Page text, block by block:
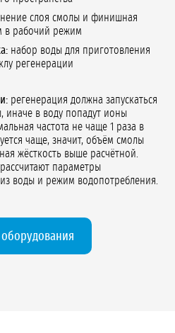
слоя смолы и финишная
в рабочий режим
набор воды для приготовления
регенерации
регенерация должна запускаться
иначе в воду попадут ионы
частота не чаще 1 раза в
чаще, значит, объём смолы
жёсткость выше расчётной.
параметры
воды и режим водопотребления.
оборудования